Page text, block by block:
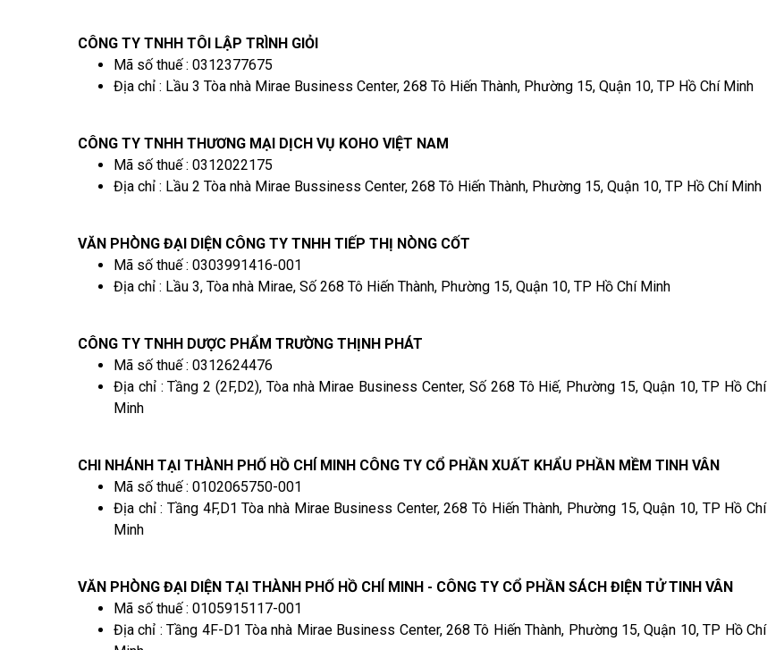
CÔNG TY TNHH TÔI LẬP TRÌNH GIỎI
Mã số thuế : 0312377675
Địa chỉ : Lầu 3 Tòa nhà Mirae Business Center, 268 Tô Hiến Thành, Phường 15, Quận 10, TP Hồ Chí Minh
CÔNG TY TNHH THƯƠNG MẠI DỊCH VỤ KOHO VIỆT NAM
Mã số thuế : 0312022175
Địa chỉ : Lầu 2 Tòa nhà Mirae Bussiness Center, 268 Tô Hiến Thành, Phường 15, Quận 10, TP Hồ Chí Minh
VĂN PHÒNG ĐẠI DIỆN CÔNG TY TNHH TIẾP THỊ NÒNG CỐT
Mã số thuế : 0303991416-001
Địa chỉ : Lầu 3, Tòa nhà Mirae, Số 268 Tô Hiến Thành, Phường 15, Quận 10, TP Hồ Chí Minh
CÔNG TY TNHH DƯỢC PHẨM TRƯỜNG THỊNH PHÁT
Mã số thuế : 0312624476
Địa chỉ : Tầng 2 (2F,D2), Tòa nhà Mirae Business Center, Số 268 Tô Hiế, Phường 15, Quận 10, TP Hồ Chí
Minh
CHI NHÁNH TẠI THÀNH PHỐ HỒ CHÍ MINH CÔNG TY CỔ PHẦN XUẤT KHẨU PHẦN MỀM TINH VÂN
Mã số thuế : 0102065750-001
Địa chỉ : Tầng 4F,D1 Tòa nhà Mirae Business Center, 268 Tô Hiến Thành, Phường 15, Quận 10, TP Hồ Chí
Minh
VĂN PHÒNG ĐẠI DIỆN TẠI THÀNH PHỐ HỒ CHÍ MINH - CÔNG TY CỔ PHẦN SÁCH ĐIỆN TỬ TINH VÂN
Mã số thuế : 0105915117-001
Địa chỉ : Tầng 4F-D1 Tòa nhà Mirae Business Center, 268 Tô Hiến Thành, Phường 15, Quận 10, TP Hồ Chí